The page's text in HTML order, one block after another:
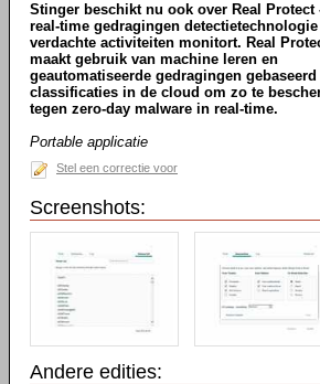
Stinger beschikt nu ook over Real Protect
real-time gedragingen
verdachte activiteiten monitort. Real
maakt gebruik van machine leren en
geautomatiseerde gedragingen
classificaties in de cloud om zo te
tegen zero-day malware in real-time.
Portable applicatie
Stel een correctie voor
Screenshots:
Andere edities: